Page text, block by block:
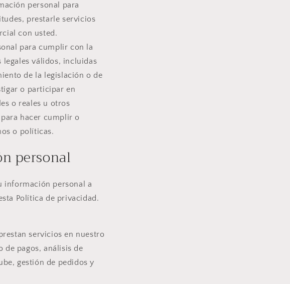
personal para
prestarle servicios
con usted.
para cumplir con la
legales válidos, incluidas
de la legislación o de
o participar en
o reales u otros
hacer cumplir o
o políticas.
personal
información personal a
Política de privacidad.
servicios en nuestro
de pagos, análisis de
gestión de pedidos y